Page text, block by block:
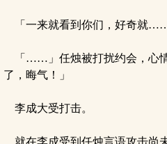
「一来就看到你们，好奇就……
「……」任烛被打扰约会，心
了，晦气！」
李成大受打击。
就在李成受到任烛言语攻击尚